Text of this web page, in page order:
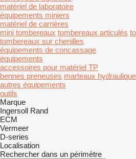
matériel de laboratoire
équipements miniers
matériel de carrières
mini tombereaux tombereaux articulés
tombereaux sur chenilles
équipements de concassage
équipements
accessoires pour matériel TP
bennes preneuses marteaux
autres équipements
outils
Marque
Ingersoll Rand
ECM
Vermeer
D-series
Localisation
Rechercher dans un périmètre